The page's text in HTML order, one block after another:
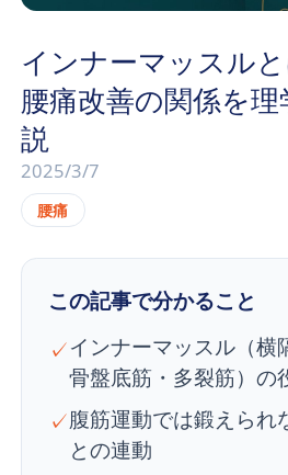
インナーマッスル
腰痛改善の関係を
説
2025/3/7
腰痛
この記事で分かること
✓インナーマッスル（横
骨盤底筋・多裂筋）の
✓腹筋運動では鍛えられ
との連動